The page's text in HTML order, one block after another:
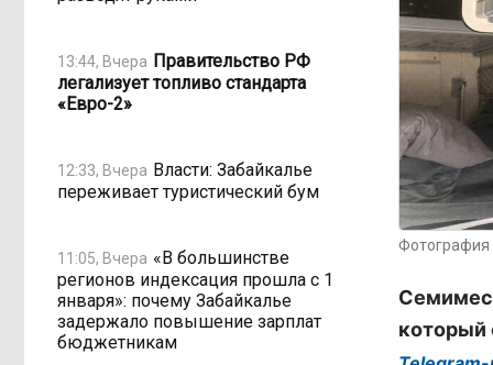
13:44, Вчера Правительство РФ
легализует топливо стандарта
«Евро-2»
12:33, Вчера Власти: Забайкалье
переживает туристический бум
11:05, Вчера «В большинстве
регионов индексация прошла с 1
января»: почему Забайкалье
задержало повышение зарплат
бюджетникам
Фотография
который